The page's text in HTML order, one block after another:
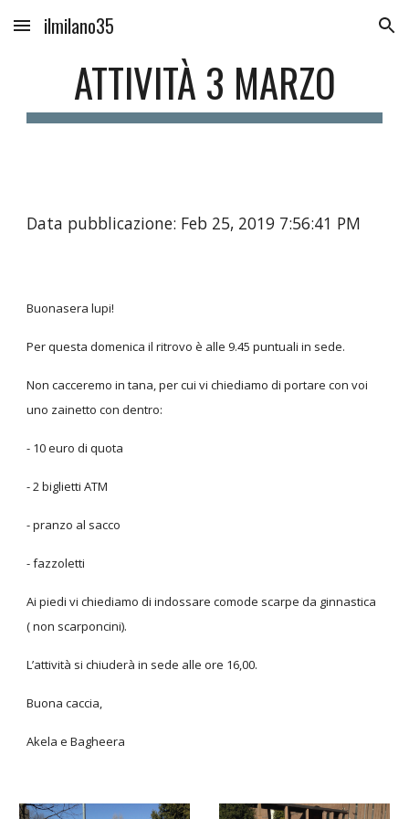
Skip to main content Skip to navigation
ilmilano35
ATTIVITÀ 3 MARZO
Data pubblicazione: Feb 25, 2019 7:56:41 PM
Buonasera lupi!
Per questa domenica il ritrovo è alle 9.45 puntuali in sede.
Non cacceremo in tana, per cui vi chiediamo di portare con voi
uno zainetto con dentro:
- 10 euro di quota
- 2 biglietti ATM
- pranzo al sacco
- fazzoletti
Ai piedi vi chiediamo di indossare comode scarpe da ginnastica
( non scarponcini).
L’attività si chiuderà in sede alle ore 16,00.
Buona caccia,
Akela e Bagheera